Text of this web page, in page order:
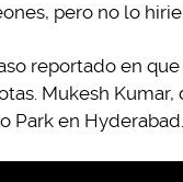
pero no lo
reportado en
Mukesh
Park en Hyderabad.